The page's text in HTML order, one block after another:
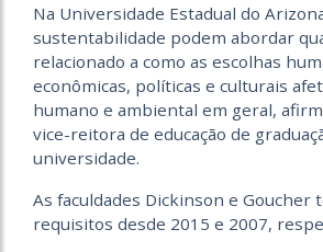
Na Universidade Estadual do
sustentabilidade podem abordar
relacionado a como as escolhas
econômicas, políticas e culturais
humano e ambiental em geral,
vice-reitora de educação de
universidade.
As faculdades Dickinson e Goucher
requisitos desde 2015 e 2007,